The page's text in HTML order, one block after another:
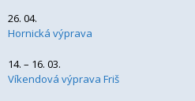
26. 04.
Hornická výprava
14. – 16. 03.
Víkendová výprava Friš